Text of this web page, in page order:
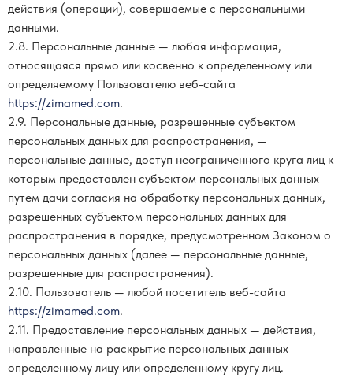
действия (операции), совершаемые с персональными
данными.
2.8. Персональные данные — любая информация,
относящаяся прямо или косвенно к определенному или
определяемому Пользователю веб-сайта
https://zimamed.com.
2.9. Персональные данные, разрешенные субъектом
персональных данных для распространения, —
персональные данные, доступ неограниченного круга лиц к
которым предоставлен субъектом персональных данных
путем дачи согласия на обработку персональных данных,
разрешенных субъектом персональных данных для
распространения в порядке, предусмотренном Законом о
персональных данных (далее — персональные данные,
разрешенные для распространения).
2.10. Пользователь — любой посетитель веб-сайта
https://zimamed.com.
2.11. Предоставление персональных данных — действия,
направленные на раскрытие персональных данных
определенному лицу или определенному кругу лиц.